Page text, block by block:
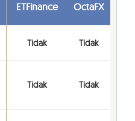
ETFinance
OctaFX
Tidak Tidak
Tidak Tidak